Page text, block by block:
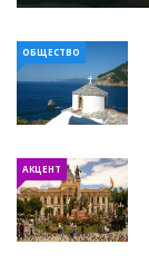
ОБЩЕСТВО
АКЦЕНТ